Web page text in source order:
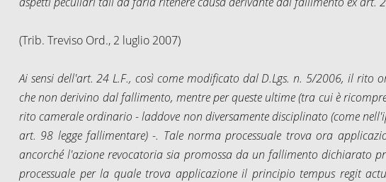
(Trib. Treviso Ord., 2 luglio 2007)
Ai sensi dell'art. 24 L.F., così come modificato dal D.Lgs. n. 5/2006, il rito
che non derivino dal fallimento, mentre per queste ultime (tra cui è
rito camerale ordinario - laddove non diversamente disciplinato (come
art. 98 legge fallimentare) -. Tale norma processuale trova ora
ancorché l'azione revocatoria sia promossa da un fallimento
processuale per la quale trova applicazione il principio tempus regit